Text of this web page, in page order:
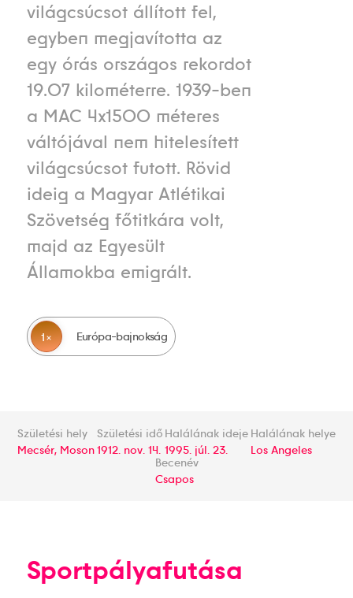
világcsúcsot állított fel,
egyben megjavította az
egy órás országos rekordot
19.07 kilométerre. 1939-ben
a MAC 4x1500 méteres
váltójával nem hitelesített
világcsúcsot futott. Rövid
ideig a Magyar Atlétikai
Szövetség főtitkára volt,
majd az Egyesült
Államokba emigrált.
1 Európa-bajnokság
Születési hely
Mecsér, Moson
Születési idő
1912. nov. 14.
Halálának ideje
1995. júl. 23.
Halálának helye
Los Angeles
Becenév
Csapos
Sportpályafutása